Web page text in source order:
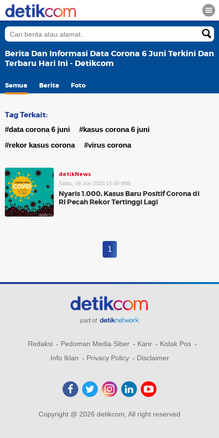
Berita Dan Informasi Data Corona 6 Juni Terkini Dan
Terbaru Hari Ini - Detikcom
Semua Berita Foto
Tag Terkait:
#data corona 6 juni
#kasus corona 6 juni
#rekor kasus corona
#virus corona
detikNews
Sabtu, 06 Jun 2020 15:49 WIB
Nyaris 1.000, Kasus Baru Positif Corona di
RI Pecah Rekor Tertinggi Lagi
1
part of
Redaksi Pedoman Media Siber Karir
Kotak Pos
Info Iklan
Privacy Policy Disclaimer
Copyright @ 2026 detikcom, All right reserved